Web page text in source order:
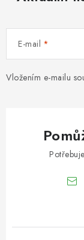
DÁRKOVÉ
OŘECHY
OŘECHY
CELÉ NATURAL
OŘECHY
PODZEMNICE
E-mail
Vložením e-mailu